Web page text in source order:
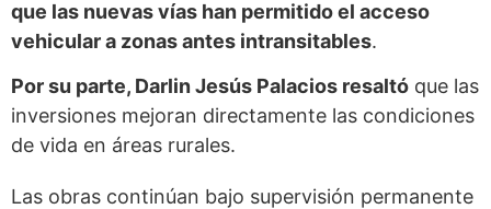
que las nuevas vías han permitido el acceso
vehicular a zonas antes intransitables.
Por su parte, Darlin Jesús Palacios resaltó que las
inversiones mejoran directamente las condiciones
de vida en áreas rurales.
Las obras continúan bajo supervisión permanente